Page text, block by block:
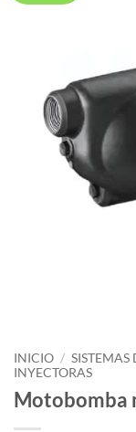
INICIO / SISTEMAS
INYECTORAS
Motobomba